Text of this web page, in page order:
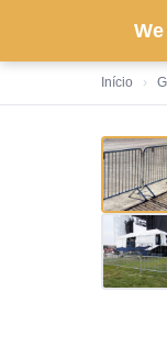
Início ›